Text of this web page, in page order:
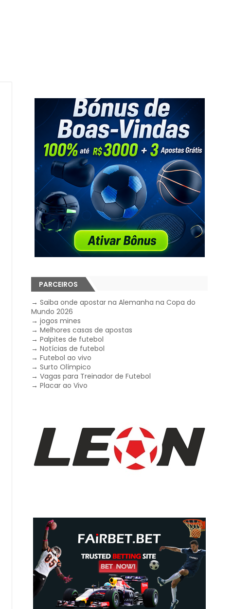
PARCEIROS
→Saiba onde apostar na Alemanha na Copa do
Mundo 2026
→jogos mines
→Melhores casas de apostas
→Palpites de futebol
→Notícias de futebol
→Futebol ao vivo
→Surto Olímpico
→Vagas para Treinador de Futebol
→Placar ao Vivo